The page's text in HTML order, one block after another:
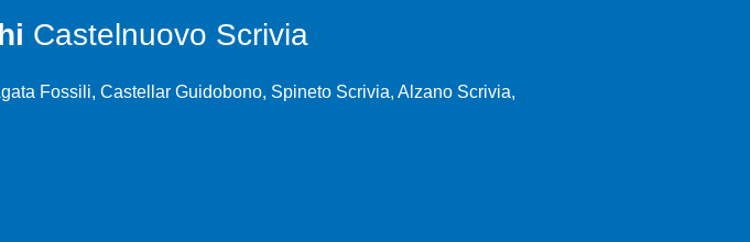
Castelnuovo Scrivia
Fossili, Castellar Guidobono, Spineto Scrivia, Alzano Scrivia,